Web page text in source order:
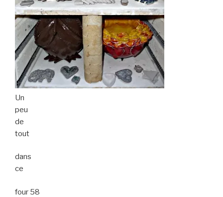
Un
peu
de
tout
dans
ce
four 58